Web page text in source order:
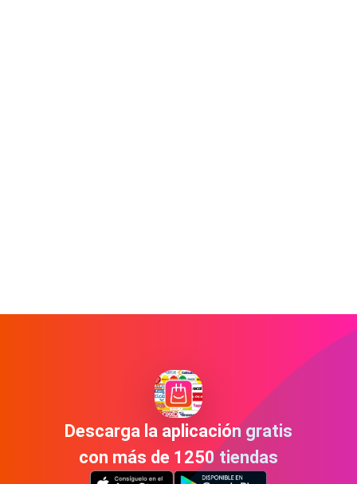
Descarga la aplicación gratis
con más de 1250 tiendas